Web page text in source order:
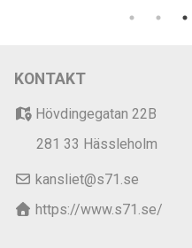
KONTAKT
Hövdingegatan 22B
281 33 Hässleholm
kansliet@s71.se
https://www.s71.se/